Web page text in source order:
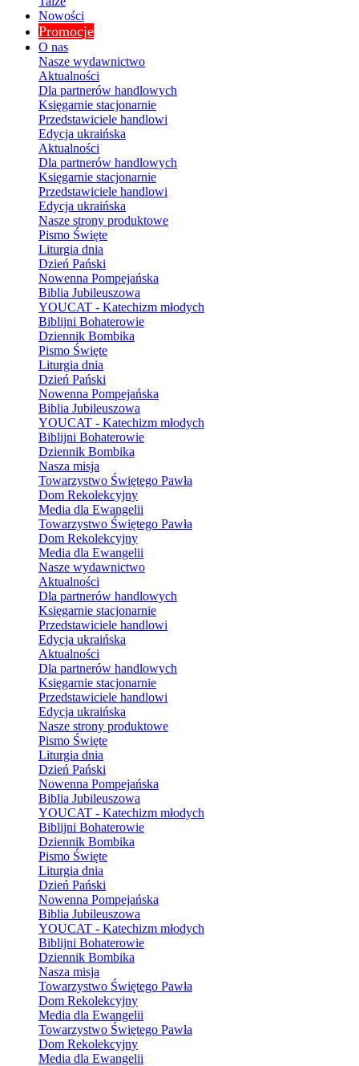
Nowości
Promocje
O nas
Nasze wydawnictwo
Aktualności
Dla partnerów handlowych
Księgarnie stacjonarnie
Przedstawiciele handlowi
Edycja ukraińska
Aktualności
Dla partnerów handlowych
Księgarnie stacjonarnie
Przedstawiciele handlowi
Edycja ukraińska
Nasze strony produktowe
Pismo Święte
Liturgia dnia
Dzień Pański
Nowenna Pompejańska
Biblia Jubileuszowa
YOUCAT - Katechizm młodych
Biblijni Bohaterowie
Dziennik Bombika
Pismo Święte
Liturgia dnia
Dzień Pański
Nowenna Pompejańska
Biblia Jubileuszowa
YOUCAT - Katechizm młodych
Biblijni Bohaterowie
Dziennik Bombika
Nasza misja
Towarzystwo Świętego Pawła
Dom Rekolekcyjny
Media dla Ewangelii
Towarzystwo Świętego Pawła
Dom Rekolekcyjny
Media dla Ewangelii
Nasze wydawnictwo
Aktualności
Dla partnerów handlowych
Księgarnie stacjonarnie
Przedstawiciele handlowi
Edycja ukraińska
Aktualności
Dla partnerów handlowych
Księgarnie stacjonarnie
Przedstawiciele handlowi
Edycja ukraińska
Nasze strony produktowe
Pismo Święte
Liturgia dnia
Dzień Pański
Nowenna Pompejańska
Biblia Jubileuszowa
YOUCAT - Katechizm młodych
Biblijni Bohaterowie
Dziennik Bombika
Pismo Święte
Liturgia dnia
Dzień Pański
Nowenna Pompejańska
Biblia Jubileuszowa
YOUCAT - Katechizm młodych
Biblijni Bohaterowie
Dziennik Bombika
Nasza misja
Towarzystwo Świętego Pawła
Dom Rekolekcyjny
Media dla Ewangelii
Towarzystwo Świętego Pawła
Dom Rekolekcyjny
Media dla Ewangelii